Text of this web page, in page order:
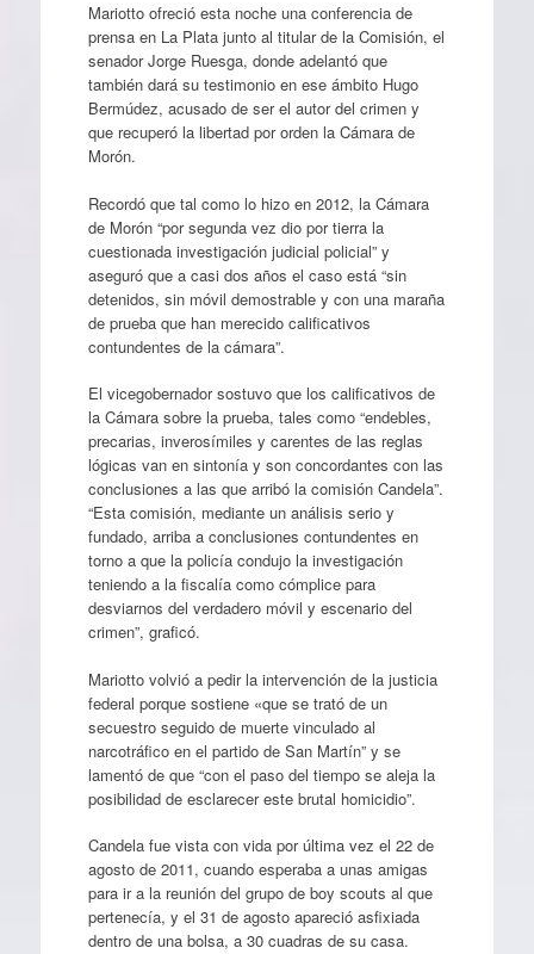
Mariotto ofreció esta noche una conferencia de
prensa en La Plata junto al titular de la Comisión, el
senador Jorge Ruesga, donde adelantó que
también dará su testimonio en ese ámbito Hugo
Bermúdez, acusado de ser el autor del crimen y
que recuperó la libertad por orden la Cámara de
Morón.
Recordó que tal como lo hizo en 2012, la Cámara
de Morón “por segunda vez dio por tierra la
cuestionada investigación judicial policial” y
aseguró que a casi dos años el caso está “sin
detenidos, sin móvil demostrable y con una maraña
de prueba que han merecido calificativos
contundentes de la cámara”.
El vicegobernador sostuvo que los calificativos de
la Cámara sobre la prueba, tales como “endebles,
precarias, inverosímiles y carentes de las reglas
lógicas van en sintonía y son concordantes con las
conclusiones a las que arribó la comisión Candela”.
“Esta comisión, mediante un análisis serio y
fundado, arriba a conclusiones contundentes en
torno a que la policía condujo la investigación
teniendo a la fiscalía como cómplice para
desviarnos del verdadero móvil y escenario del
crimen”, graficó.
Mariotto volvió a pedir la intervención de la justicia
federal porque sostiene «que se trató de un
secuestro seguido de muerte vinculado al
narcotráfico en el partido de San Martín” y se
lamentó de que “con el paso del tiempo se aleja la
posibilidad de esclarecer este brutal homicidio”.
Candela fue vista con vida por última vez el 22 de
agosto de 2011, cuando esperaba a unas amigas
para ir a la reunión del grupo de boy scouts al que
pertenecía, y el 31 de agosto apareció asfixiada
dentro de una bolsa, a 30 cuadras de su casa.